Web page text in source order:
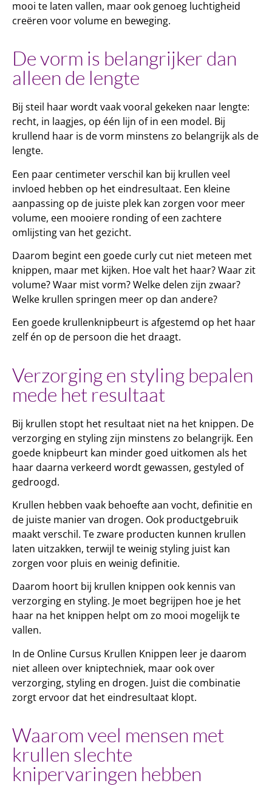
mooi te laten vallen, maar ook genoeg luchtigheid
creëren voor volume en beweging.
De vorm is belangrijker dan
alleen de lengte
Bij steil haar wordt vaak vooral gekeken naar lengte:
recht, in laagjes, op één lijn of in een model. Bij
krullend haar is de vorm minstens zo belangrijk als de
lengte.
Een paar centimeter verschil kan bij krullen veel
invloed hebben op het eindresultaat. Een kleine
aanpassing op de juiste plek kan zorgen voor meer
volume, een mooiere ronding of een zachtere
omlijsting van het gezicht.
Daarom begint een goede curly cut niet meteen met
knippen, maar met kijken. Hoe valt het haar? Waar zit
volume? Waar mist vorm? Welke delen zijn zwaar?
Welke krullen springen meer op dan andere?
Een goede krullenknipbeurt is afgestemd op het haar
zelf én op de persoon die het draagt.
Verzorging en styling bepalen
mede het resultaat
Bij krullen stopt het resultaat niet na het knippen. De
verzorging en styling zijn minstens zo belangrijk. Een
goede knipbeurt kan minder goed uitkomen als het
haar daarna verkeerd wordt gewassen, gestyled of
gedroogd.
Krullen hebben vaak behoefte aan vocht, definitie en
de juiste manier van drogen. Ook productgebruik
maakt verschil. Te zware producten kunnen krullen
laten uitzakken, terwijl te weinig styling juist kan
zorgen voor pluis en weinig definitie.
Daarom hoort bij krullen knippen ook kennis van
verzorging en styling. Je moet begrijpen hoe je het
haar na het knippen helpt om zo mooi mogelijk te
vallen.
In de Online Cursus Krullen Knippen leer je daarom
niet alleen over kniptechniek, maar ook over
verzorging, styling en drogen. Juist die combinatie
zorgt ervoor dat het eindresultaat klopt.
Waarom veel mensen met
krullen slechte
knipervaringen hebben